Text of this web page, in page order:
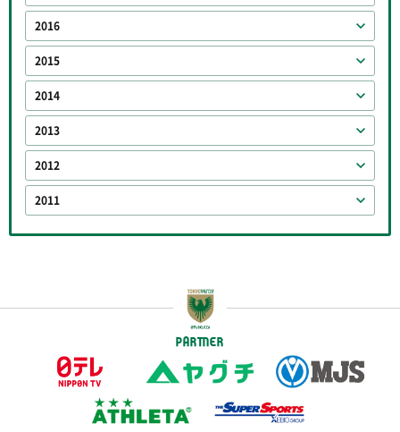
2016
2015
2014
2013
2012
2011
PARTNER